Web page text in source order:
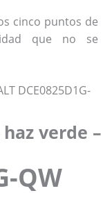
cinco puntos de
que no se
DCE0825D1G-
verde –
QW